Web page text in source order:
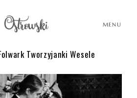
MENU
Tworzyjanki Wesele